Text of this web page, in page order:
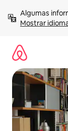
para
Mostrar